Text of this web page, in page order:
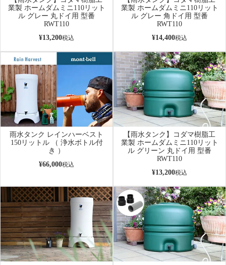
業製 ホームダムミニ110リット
ル グレー 丸ドイ用 型番
RWT110
¥13,200税込
業製 ホームダムミニ110リット
ル グレー 角ドイ用 型番
RWT110
¥14,400税込
雨水タンク レインハーベスト
150リットル （ 浄水ボトル付
き ）
¥66,000税込
【雨水タンク】コダマ樹脂工
業製 ホームダムミニ110リット
ル グリーン 丸ドイ用 型番
RWT110
¥13,200税込